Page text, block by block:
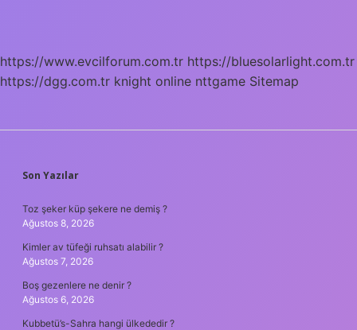
https://www.evcilforum.com.tr https://bluesolarlight.com.tr
https://dgg.com.tr knight online nttgame Sitemap
SIDEBAR
Son Yazılar
Toz şeker küp şekere ne demiş ?
Ağustos 8, 2026
Kimler av tüfeği ruhsatı alabilir ?
Ağustos 7, 2026
Boş gezenlere ne denir ?
Ağustos 6, 2026
Kubbetü’s-Sahra hangi ülkededir ?